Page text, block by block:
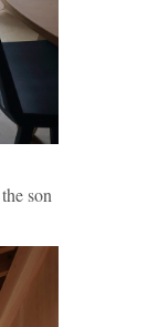
son